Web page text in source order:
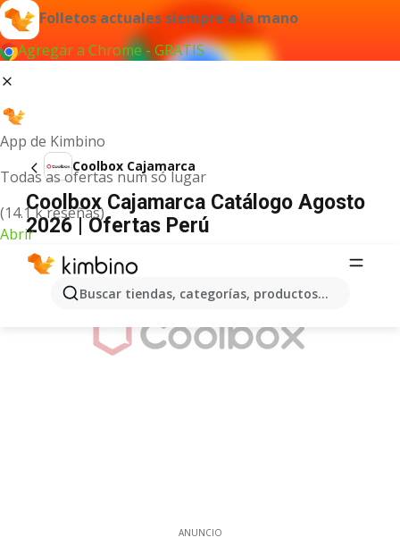
Folletos actuales siempre a la mano
Agregar a Chrome - GRATIS
App de Kimbino
Todas as ofertas num só lugar
(14.1 k reseñas)
Abrir
Buscar tiendas, categorías, productos...
Coolbox Cajamarca
Coolbox Cajamarca Catálogo Agosto
2026 | Ofertas Perú
ANUNCIO